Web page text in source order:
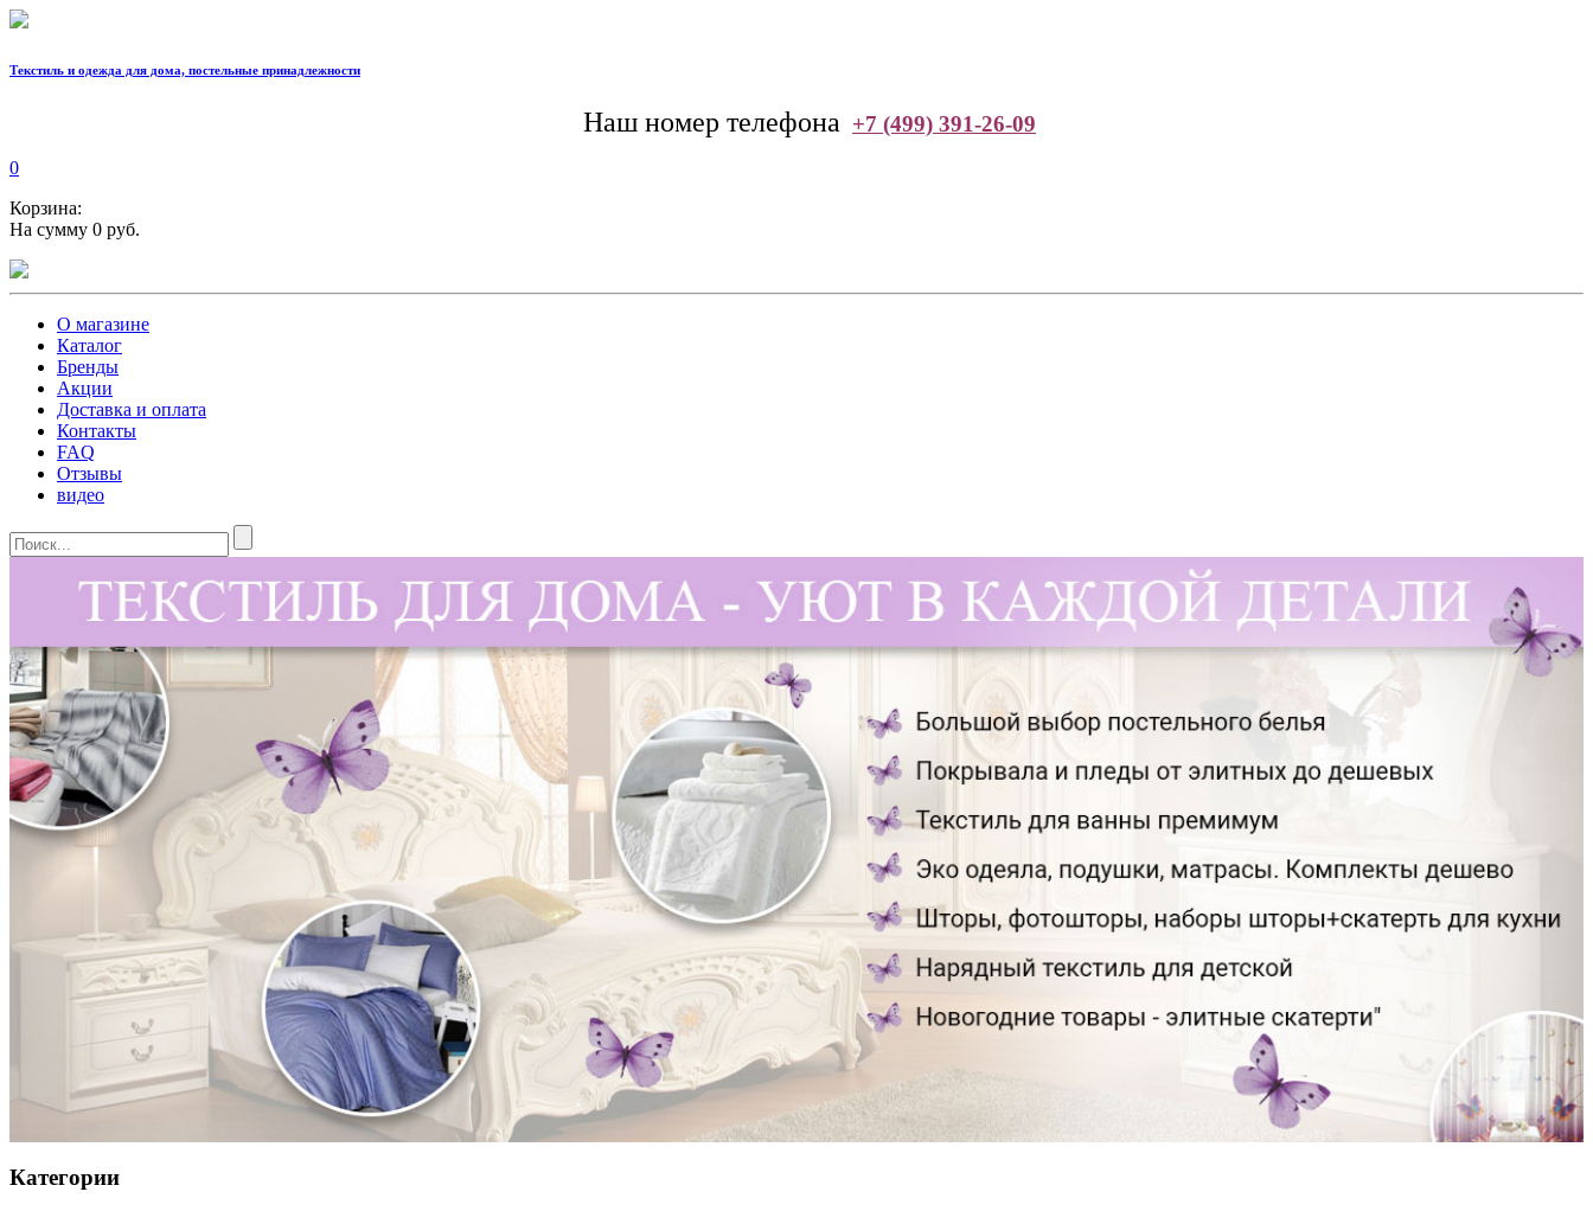
Текстиль и одежда для дома, постельные принадлежности
Наш номер телефона +7 (499) 391-26-09
0
Корзина:
На сумму 0 руб.
О магазине
Каталог
Бренды
Акции
Доставка и оплата
Контакты
FAQ
Отзывы
видео
Категории